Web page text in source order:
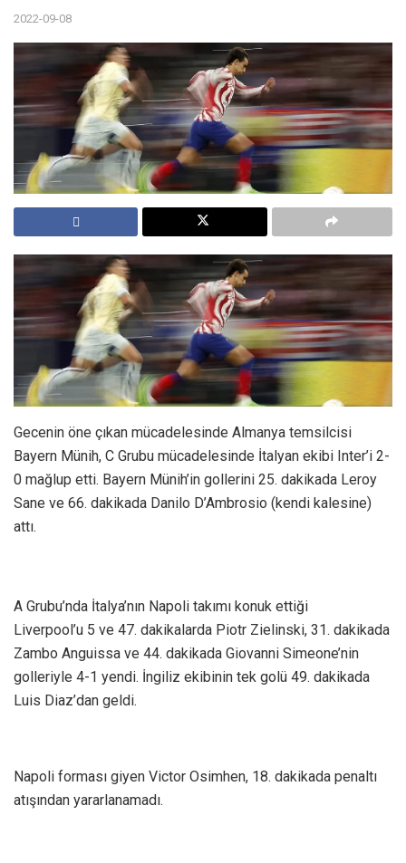
2022-09-08
Gecenin öne çıkan mücadelesinde Almanya temsilcisi
Bayern Münih, C Grubu mücadelesinde İtalyan ekibi Inter’i 2-
0 mağlup etti. Bayern Münih’in gollerini 25. dakikada Leroy
Sane ve 66. dakikada Danilo D’Ambrosio (kendi kalesine)
attı.
A Grubu’nda İtalya’nın Napoli takımı konuk ettiği
Liverpool’u 5 ve 47. dakikalarda Piotr Zielinski, 31. dakikada
Zambo Anguissa ve 44. dakikada Giovanni Simeone’nin
golleriyle 4-1 yendi. İngiliz ekibinin tek golü 49. dakikada
Luis Diaz’dan geldi.
Napoli forması giyen Victor Osimhen, 18. dakikada penaltı
atışından yararlanamadı.